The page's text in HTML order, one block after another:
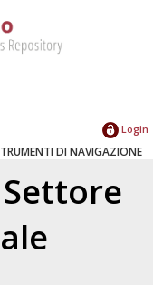
Login
DI NAVIGAZIONE